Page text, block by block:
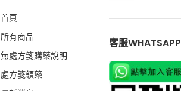
首頁
所有商品
無處方箋購藥說明
處方箋領藥
客服WHATSAPP